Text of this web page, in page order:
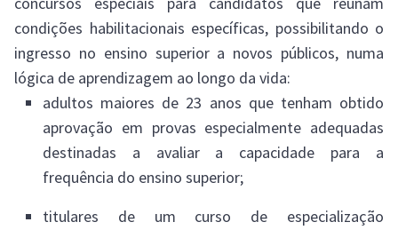
condições habilitacionais específicas, possibilitando o
ingresso no ensino superior a novos públicos, numa
lógica de aprendizagem ao longo da vida:
adultos maiores de 23 anos que tenham obtido
aprovação em provas especialmente adequadas
destinadas a avaliar a capacidade para a
frequência do ensino superior;
titulares de um curso de especialização